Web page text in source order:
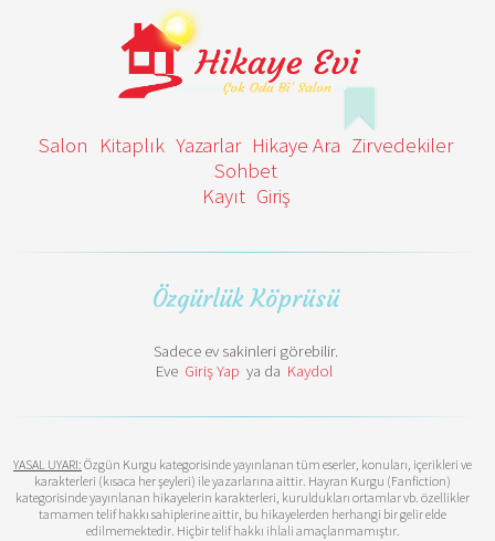
Salon Kitaplık Yazarlar Hikaye Ara Zirvedekiler
Sohbet
Kayıt Giriş
Özgürlük Köprüsü
Sadece ev sakinleri görebilir.
Eve Giriş Yap ya da Kaydol
YASAL UYARI: Özgün Kurgu kategorisinde yayınlanan tüm eserler, konuları, içerikleri ve
karakterleri (kısaca her şeyleri) ile yazarlarına aittir. Hayran Kurgu (Fanfiction)
kategorisinde yayınlanan hikayelerin karakterleri, kuruldukları ortamlar vb. özellikler
tamamen telif hakkı sahiplerine aittir, bu hikayelerden herhangi bir gelir elde
edilmemektedir. Hiçbir telif hakkı ihlali amaçlanmamıştır.